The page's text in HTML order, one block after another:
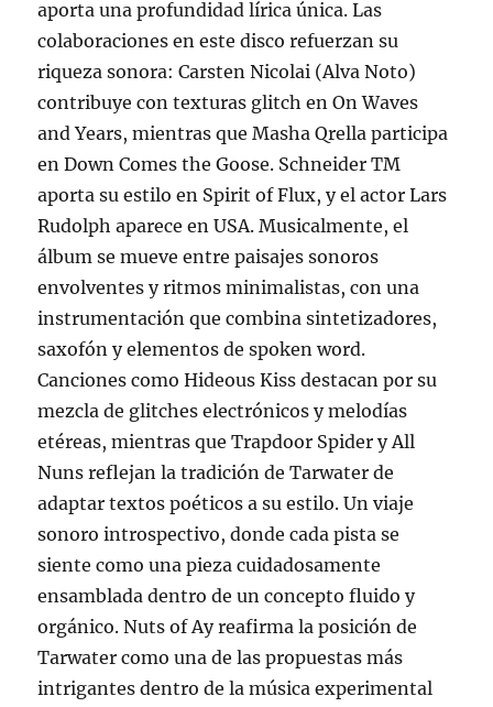
aporta una profundidad lírica única. Las
colaboraciones en este disco refuerzan su
riqueza sonora: Carsten Nicolai (Alva Noto)
contribuye con texturas glitch en On Waves
and Years, mientras que Masha Qrella participa
en Down Comes the Goose. Schneider TM
aporta su estilo en Spirit of Flux, y el actor Lars
Rudolph aparece en USA. Musicalmente, el
álbum se mueve entre paisajes sonoros
envolventes y ritmos minimalistas, con una
instrumentación que combina sintetizadores,
saxofón y elementos de spoken word.
Canciones como Hideous Kiss destacan por su
mezcla de glitches electrónicos y melodías
etéreas, mientras que Trapdoor Spider y All
Nuns reflejan la tradición de Tarwater de
adaptar textos poéticos a su estilo. Un viaje
sonoro introspectivo, donde cada pista se
siente como una pieza cuidadosamente
ensamblada dentro de un concepto fluido y
orgánico. Nuts of Ay reafirma la posición de
Tarwater como una de las propuestas más
intrigantes dentro de la música experimental